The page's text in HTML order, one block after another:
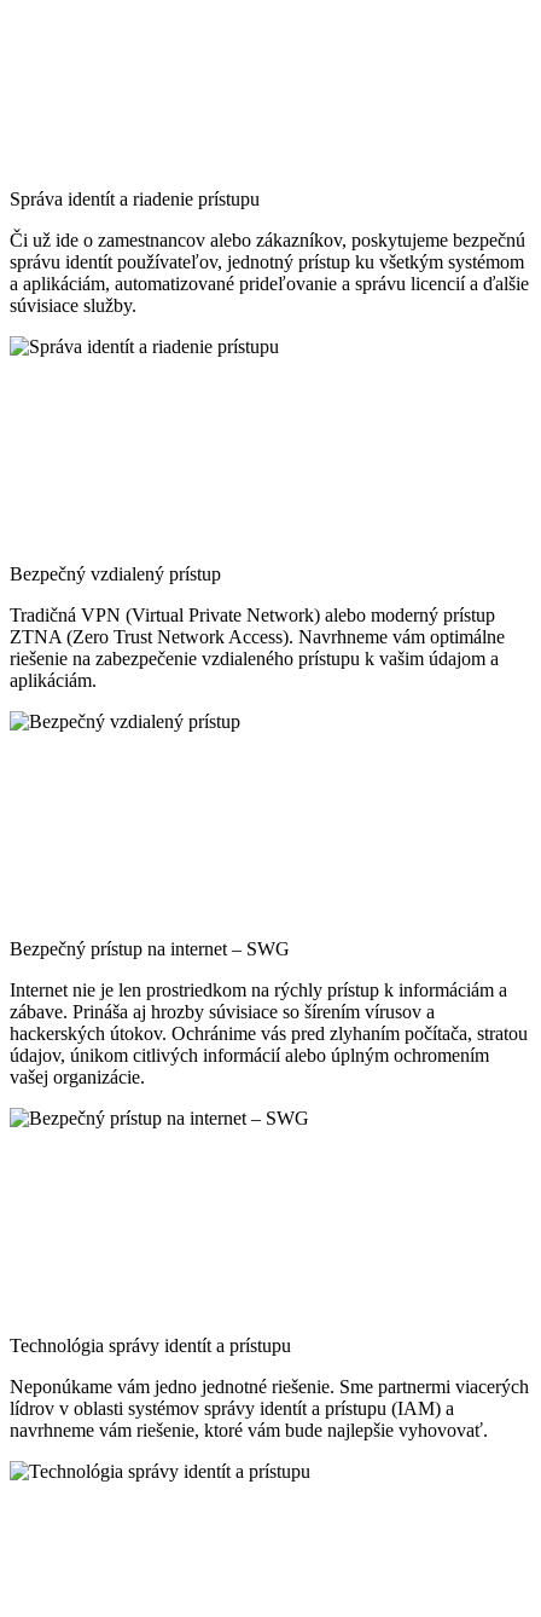
Správa identít a riadenie prístupu
Či už ide o zamestnancov alebo zákazníkov, poskytujeme bezpečnú
správu identít používateľov, jednotný prístup ku všetkým systémom
a aplikáciám, automatizované prideľovanie a správu licencií a ďalšie
súvisiace služby.
Bezpečný vzdialený prístup
Tradičná VPN (Virtual Private Network) alebo moderný prístup
ZTNA (Zero Trust Network Access). Navrhneme vám optimálne
riešenie na zabezpečenie vzdialeného prístupu k vašim údajom a
aplikáciám.
Bezpečný prístup na internet – SWG
Internet nie je len prostriedkom na rýchly prístup k informáciám a
zábave. Prináša aj hrozby súvisiace so šírením vírusov a
hackerských útokov. Ochránime vás pred zlyhaním počítača, stratou
údajov, únikom citlivých informácií alebo úplným ochromením
vašej organizácie.
Technológia správy identít a prístupu
Neponúkame vám jedno jednotné riešenie. Sme partnermi viacerých
lídrov v oblasti systémov správy identít a prístupu (IAM) a
navrhneme vám riešenie, ktoré vám bude najlepšie vyhovovať.